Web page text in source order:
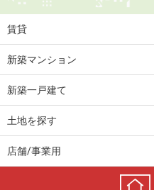
賃貸
新築マンション
新築一戸建て
土地を探す
店舗/事業用